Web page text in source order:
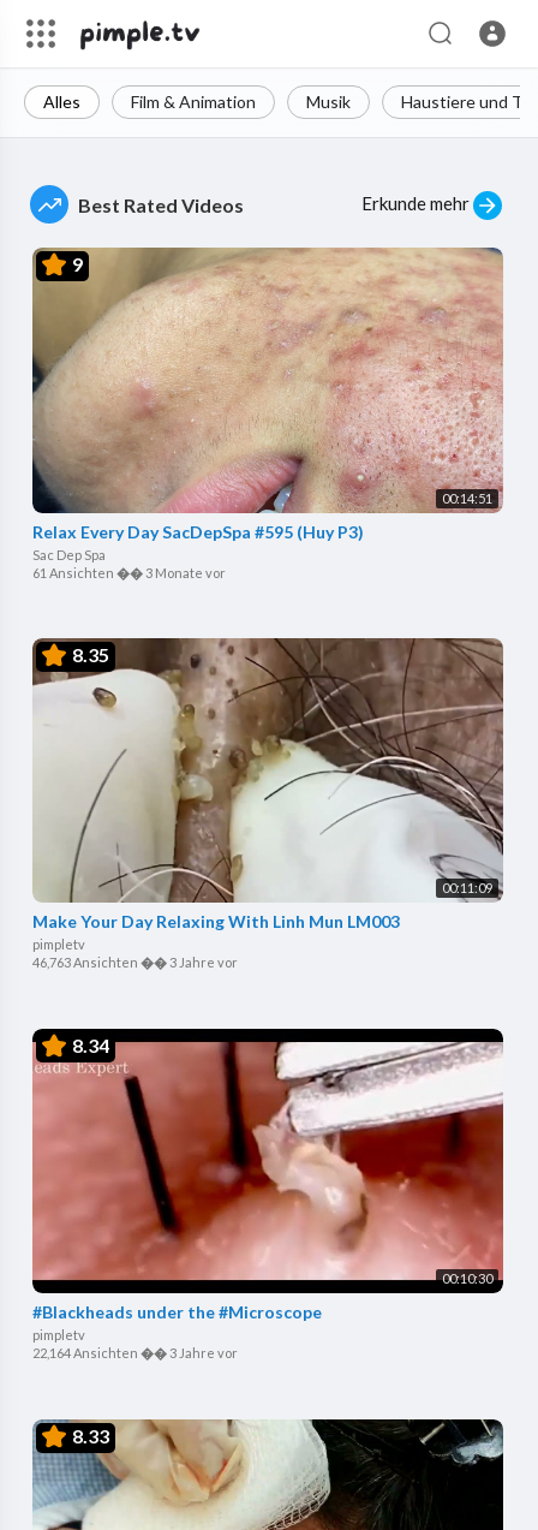
Alles Film & Animation Musik Haustiere und
Best Rated Videos Erkunde mehr
9
00:14:51
Relax Every Day SacDepSpa #595 (Huy P3)
Sac Dep Spa
61 Ansichten �� 3 Monate vor
8.35
00:11:09
Make Your Day Relaxing With Linh Mun LM003
pimpletv
46,763 Ansichten �� 3 Jahre vor
8.34
00:10:30
#Blackheads under the #Microscope
pimpletv
22,164 Ansichten �� 3 Jahre vor
8.33